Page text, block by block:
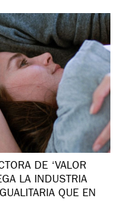
DE ‘VALOR
LA INDUSTRIA
QUE EN